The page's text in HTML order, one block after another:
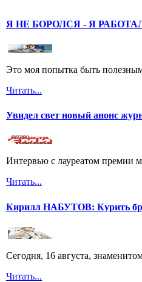
Я НЕ БОРОЛСЯ - Я
Это моя попытка быть
Читать...
Увидел свет новый анонс
Интервью с лауреатом премии
Читать...
Кирилл НАБУТОВ: Курить
Сегодня, 16 августа,
Читать...